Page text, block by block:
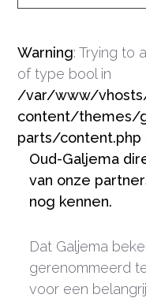
Warning: Trying to
of type bool in
/var/www/
content/themes/
parts/content.php
Oud-Galjema
van onze
nog kennen.
Dat Galjema
gerenommeerd
voor een